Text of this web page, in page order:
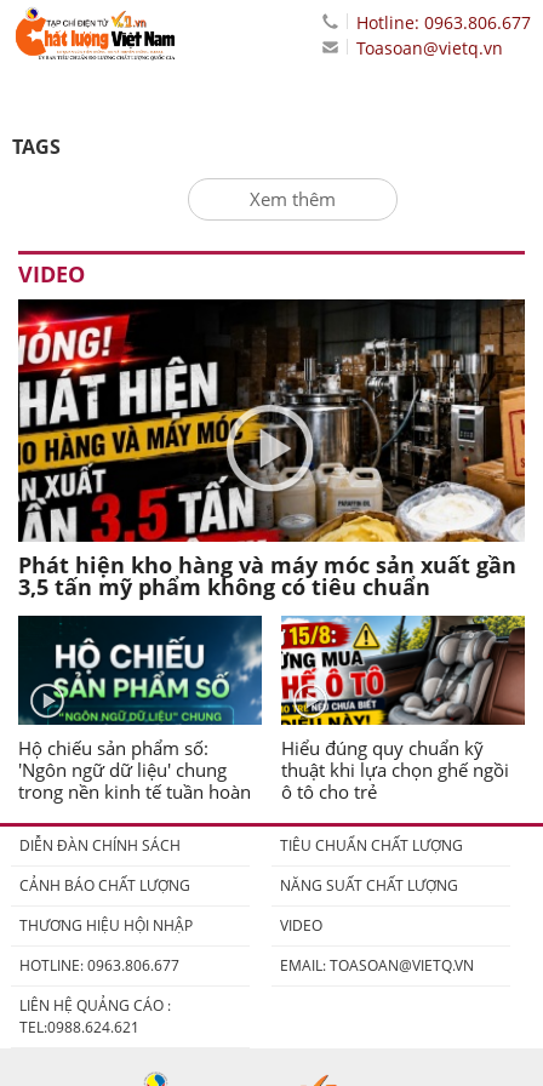
Hotline: 0963.806.677
Toasoan@vietq.vn
TAGS
Xem thêm
VIDEO
Phát hiện kho hàng và máy móc sản xuất gần
3,5 tấn mỹ phẩm không có tiêu chuẩn
Hộ chiếu sản phẩm số:
'Ngôn ngữ dữ liệu' chung
trong nền kinh tế tuần hoàn
Hiểu đúng quy chuẩn kỹ
thuật khi lựa chọn ghế ngồi
ô tô cho trẻ
DIỄN ĐÀN CHÍNH SÁCH
TIÊU CHUẨN CHẤT LƯỢNG
CẢNH BÁO CHẤT LƯỢNG
NĂNG SUẤT CHẤT LƯỢNG
THƯƠNG HIỆU HỘI NHẬP
VIDEO
HOTLINE: 0963.806.677
EMAIL:TOASOAN@VIETQ.VN
LIÊN HỆ QUẢNG CÁO :
TEL:0988.624.621